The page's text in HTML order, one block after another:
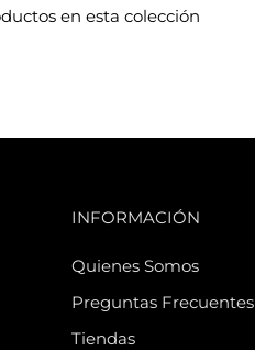
en esta colección
INFORMACIÓN
Quienes Somos
Preguntas Frecuentes
Tiendas